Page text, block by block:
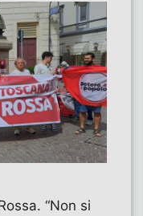
“Non si